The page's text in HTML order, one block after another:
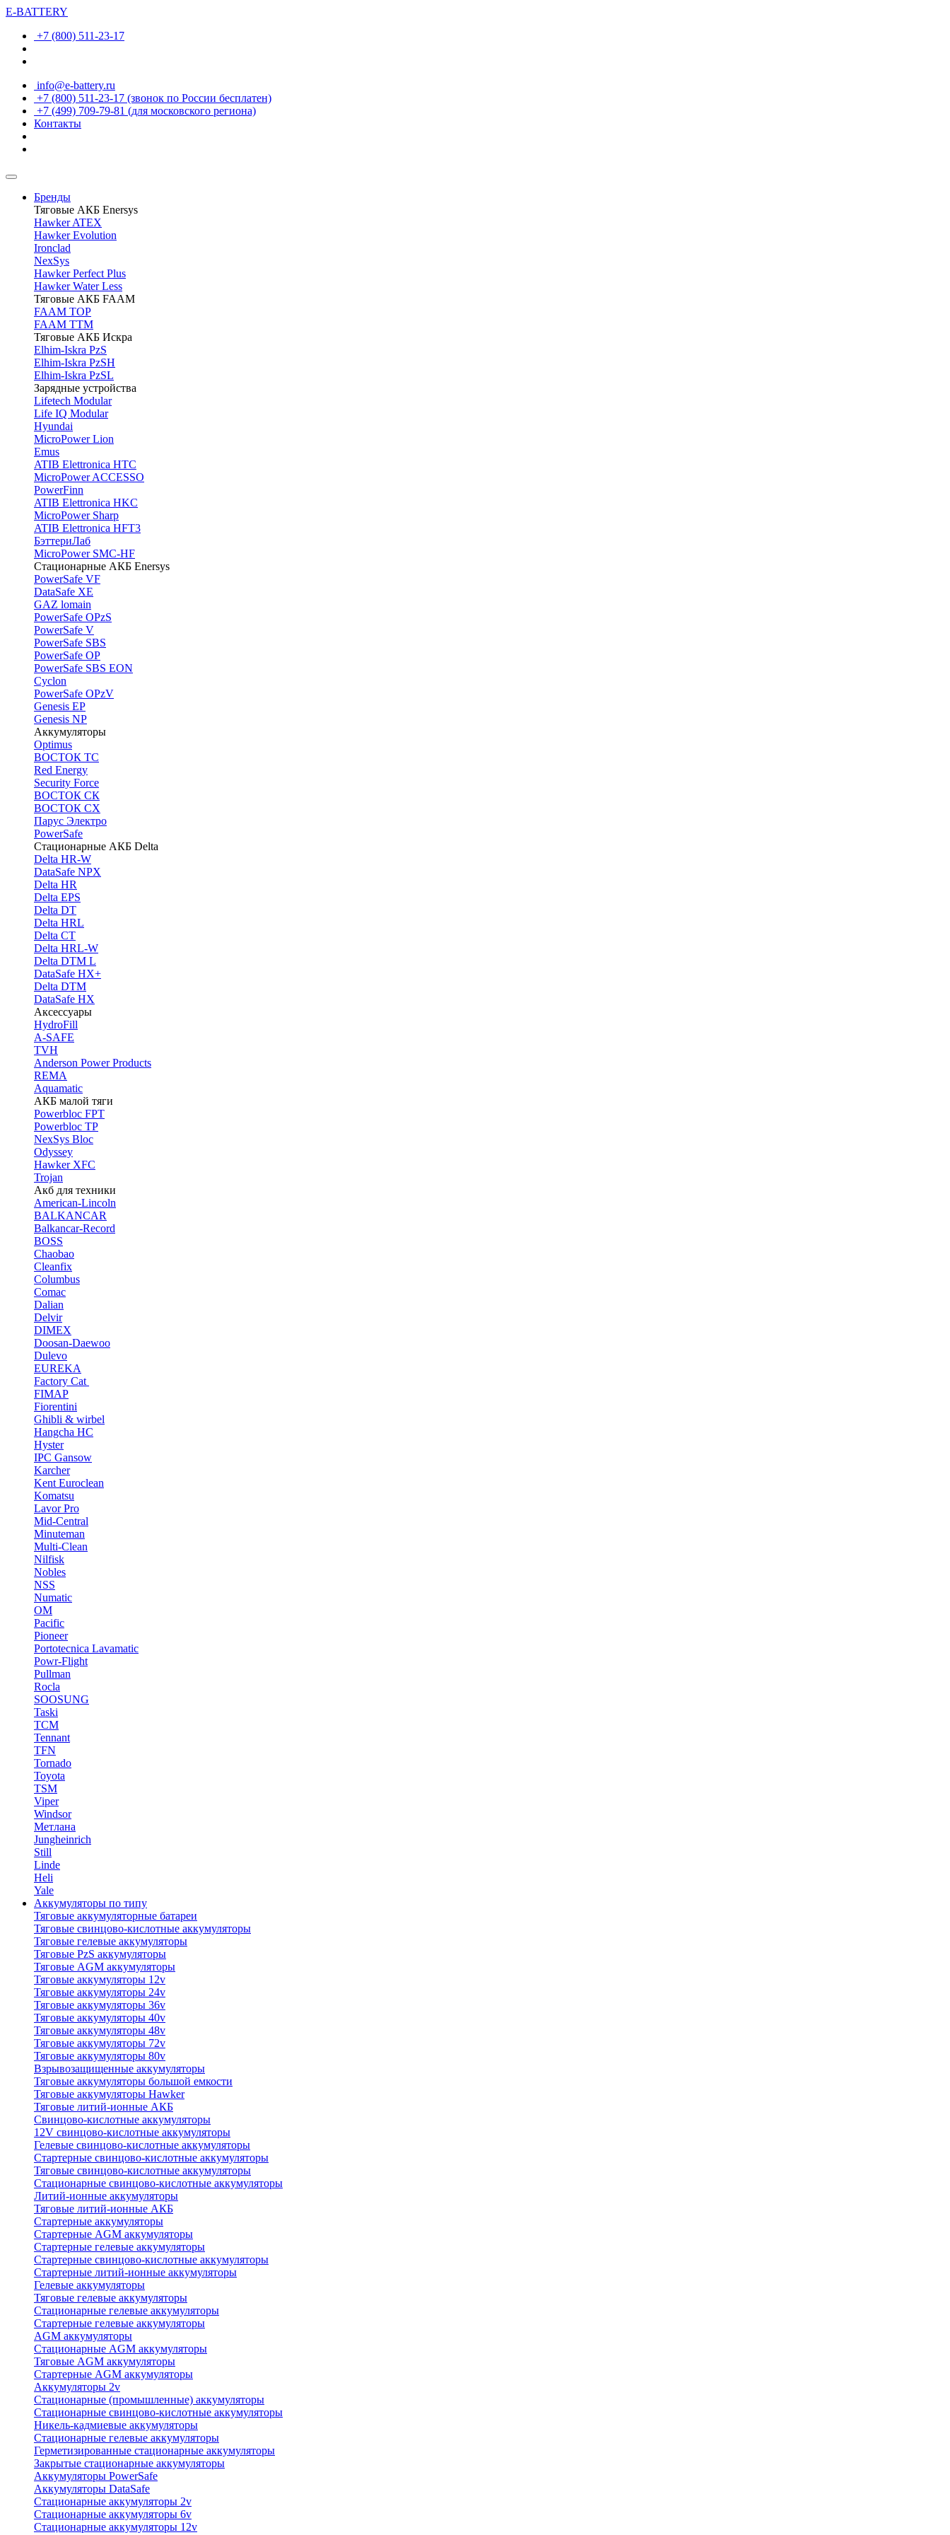
E-BATTERY
+7 (800) 511-23-17
info@e-battery.ru
+7 (800) 511-23-17 (звонок по России бесплатен)
+7 (499) 709-79-81 (для московского региона)
Контакты
Бренды
Тяговые АКБ Enersys
Hawker ATEX
Hawker Evolution
Ironclad
NexSys
Hawker Perfect Plus
Hawker Water Less
Тяговые АКБ FAAM
FAAM TOP
FAAM TTM
Тяговые АКБ Искра
Elhim-Iskra PzS
Elhim-Iskra PzSH
Elhim-Iskra PzSL
Зарядные устройства
Lifetech Modular
Life IQ Modular
Hyundai
MicroPower Lion
Emus
ATIB Elettronica HTC
MicroPower ACCESSO
PowerFinn
ATIB Elettronica HKC
MicroPower Sharp
ATIB Elettronica HFT3
БэттериЛаб
MicroPower SMC-HF
Стационарные АКБ Enersys
PowerSafe VF
DataSafe XE
GAZ lomain
PowerSafe OPzS
PowerSafe V
PоwerSafe SBS
PowerSafe OP
PоwerSafe SBS EON
Cyclon
PowerSafe OPzV
Genesis EP
Genesis NP
Аккумуляторы
Optimus
ВОСТОК ТС
Red Energy
Security Force
ВОСТОК СК
ВОСТОК СХ
Парус Электро
PowerSafe
Стационарные АКБ Delta
Delta HR-W
DataSafe NPX
Delta HR
Delta EPS
Delta DT
Delta HRL
Delta CT
Delta HRL-W
Delta DTM L
DataSafe HX+
Delta DTM
DataSafe HX
Аксессуары
HydroFill
A-SAFE
TVH
Anderson Power Products
REMA
Aquamatic
АКБ малой тяги
Powerbloc FPT
Powerbloc TP
NexSys Bloc
Odyssey
Hawker XFC
Trojan
Акб для техники
American-Lincoln
BALKANCAR
Balkancar-Record
BOSS
Chaobao
Cleanfix
Columbus
Comac
Dalian
Delvir
DIMEX
Doosan-Daewoo
Dulevo
EUREKA
Factory Cat
FIMAP
Fiorentini
Ghibli & wirbel
Hangcha HC
Hyster
IPC Gansow
Karcher
Kent Euroclean
Komatsu
Lavor Pro
Mid-Central
Minuteman
Multi-Clean
Nilfisk
Nobles
NSS
Numatic
OM
Pacific
Pioneer
Portotecnica Lavamatic
Powr-Flight
Pullman
Rocla
SOOSUNG
Taski
TCM
Tennant
TFN
Tornado
Toyota
TSM
Viper
Windsor
Метлана
Jungheinrich
Still
Linde
Heli
Yale
Аккумуляторы по типу
Тяговые аккумуляторные батареи
Тяговые свинцово-кислотные аккумуляторы
Тяговые гелевые аккумуляторы
Тяговые PzS аккумуляторы
Тяговые AGM аккумуляторы
Тяговые аккумуляторы 12v
Тяговые аккумуляторы 24v
Тяговые аккумуляторы 36v
Тяговые аккумуляторы 40v
Тяговые аккумуляторы 48v
Тяговые аккумуляторы 72v
Тяговые аккумуляторы 80v
Взрывозащищенные аккумуляторы
Тяговые аккумуляторы большой емкости
Тяговые аккумуляторы Hawker
Тяговые литий-ионные АКБ
Свинцово-кислотные аккумуляторы
12V свинцово-кислотные аккумуляторы
Гелевые свинцово-кислотные аккумуляторы
Стартерные свинцово-кислотные аккумуляторы
Тяговые свинцово-кислотные аккумуляторы
Стационарные свинцово-кислотные аккумуляторы
Литий-ионные аккумуляторы
Тяговые литий-ионные АКБ
Стартерные аккумуляторы
Стартерные AGM аккумуляторы
Стартерные гелевые аккумуляторы
Стартерные свинцово-кислотные аккумуляторы
Стартерные литий-ионные аккумуляторы
Гелевые аккумуляторы
Тяговые гелевые аккумуляторы
Стационарные гелевые аккумуляторы
Стартерные гелевые аккумуляторы
AGM аккумуляторы
Стационарные AGM аккумуляторы
Тяговые AGM аккумуляторы
Стартерные AGM аккумуляторы
Аккумуляторы 2v
Стационарные (промышленные) аккумуляторы
Стационарные свинцово-кислотные аккумуляторы
Никель-кадмиевые аккумуляторы
Стационарные гелевые аккумуляторы
Герметизированные стационарные аккумуляторы
Закрытые стационарные аккумуляторы
Аккумуляторы PowerSafe
Аккумуляторы DataSafe
Стационарные аккумуляторы 2v
Стационарные аккумуляторы 6v
Стационарные аккумуляторы 12v